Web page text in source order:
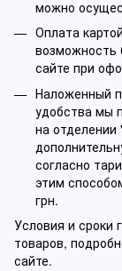
можно
Оплата
возможность
сайте при
Наложенный
удобства мы
на
согласно
этим
грн.
Условия и сроки
товаров,
сайте.